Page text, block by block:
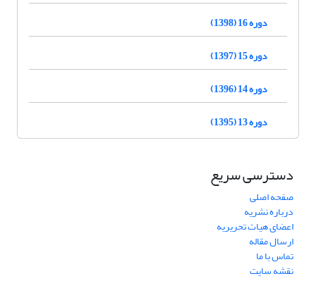
دوره 16 (1398)
دوره 15 (1397)
دوره 14 (1396)
دوره 13 (1395)
دسترسی سریع
صفحه اصلی
درباره نشریه
اعضای هیات تحریریه
ارسال مقاله
تماس با ما
نقشه سایت